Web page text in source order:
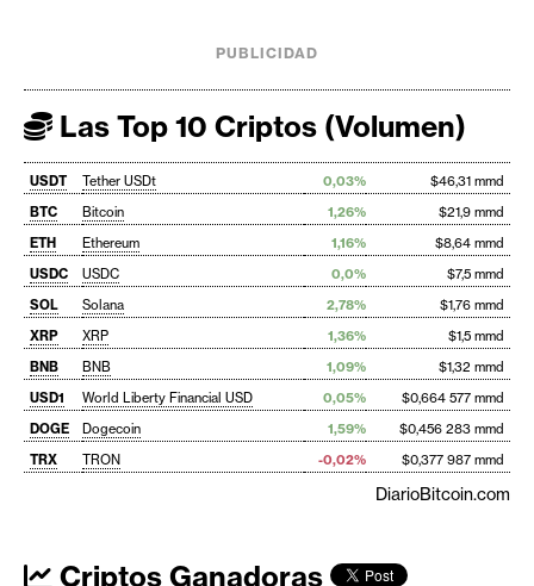
PUBLICIDAD
Las Top 10 Criptos (Volumen)
USDT Tether USDt 0,03%
$46,31 mmd
BTC
Bitcoin 1,26%
$21,9 mmd
ETH
Ethereum 1,16%
$8,64 mmd
USDC
USDC 0,0%
$7,5 mmd
SOL
Solana 2,78%
$1,76 mmd
XRP
XRP 1,36%
$1,5 mmd
BNB
BNB 1,09%
$1,32 mmd
USD1
World Liberty Financial USD 0,05%
$0,664 577 mmd
DOGE
Dogecoin 1,59%
$0,456 283 mmd
TRX
TRON -0,02% $0,377 987 mmd
DiarioBitcoin.com
Criptos Ganadoras